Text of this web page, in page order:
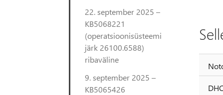
22. september 2025 –
KB5068221
(operatsioonisüsteemi
järk 26100.6588)
ribaväline
9. september 2025 –
KB5065426